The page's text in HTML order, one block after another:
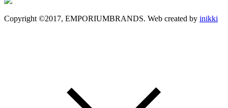
Copyright ©2017, EMPORIUMBRANDS. Web created by inikki